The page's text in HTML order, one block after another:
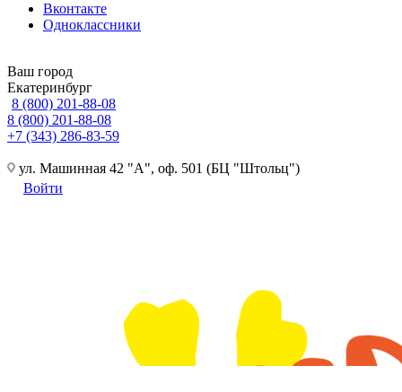
Вконтакте
Одноклассники
Ваш город
Екатеринбург
8 (800) 201-88-08
8 (800) 201-88-08
+7 (343) 286-83-59
ул. Машинная 42 "А", оф. 501 (БЦ "Штольц")
Войти